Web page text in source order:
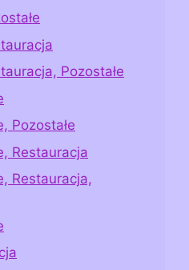
Pozostałe
Pozostałe
Restauracja
Restauracja,